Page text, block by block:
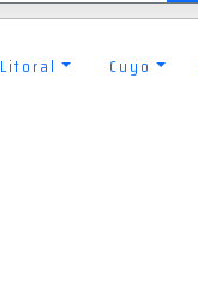
Litoral Cuyo